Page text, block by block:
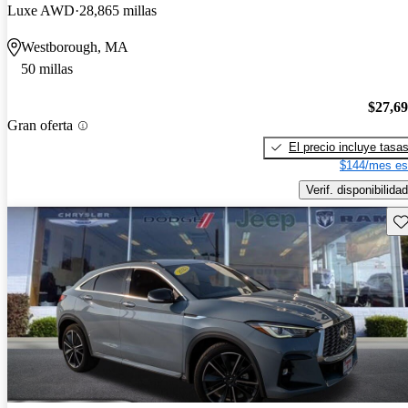
Luxe AWD 28,865 millas
Westborough, MA
50 millas
Gran oferta
El precio incluye tasas
$144/mes
Verif. disponibilidad